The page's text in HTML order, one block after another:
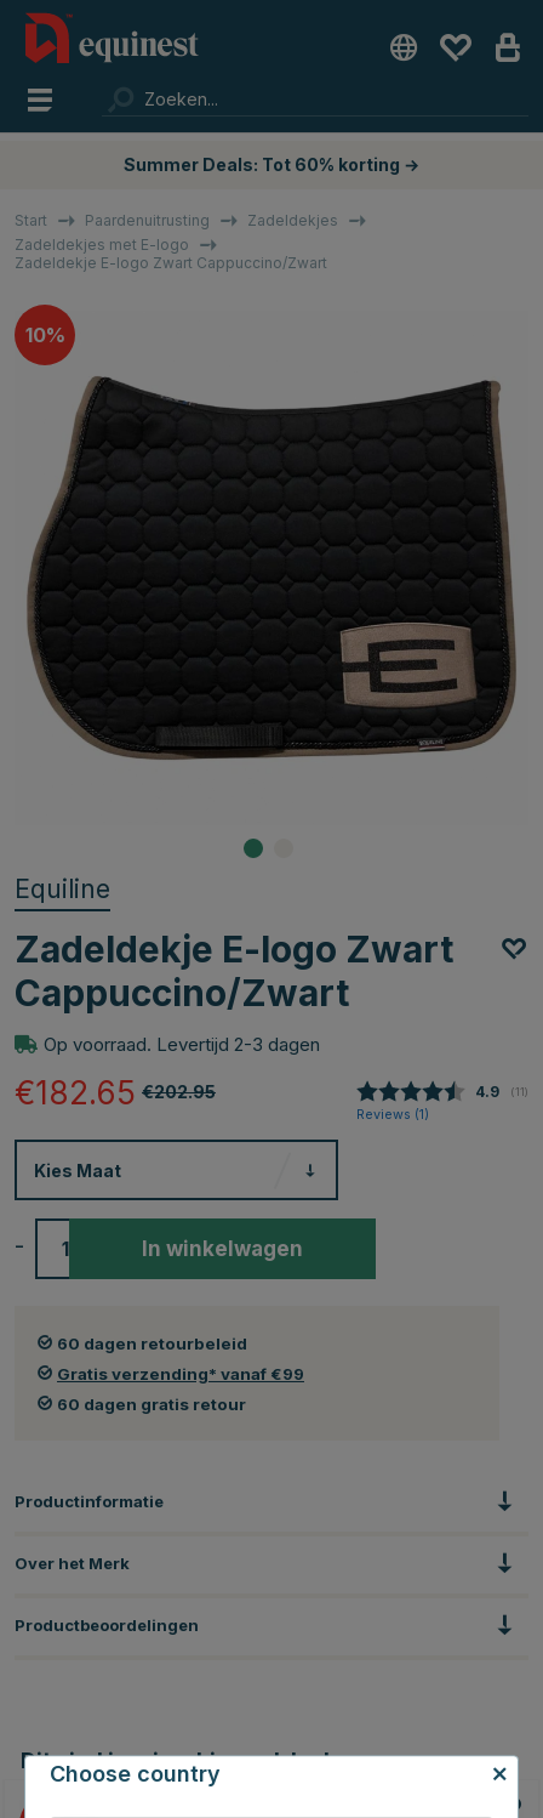
Summer Deals: Tot 60% korting →
Start Paardenuitrusting
Zadeldekjes
Zadeldekjes met E-logo
Zadeldekje E-logo Zwart Cappuccino/Zwart
10%
Equiline
Zadeldekje E-logo Zwart
Cappuccino/Zwart
Op voorraad. Levertijd 2-3 dagen
€202.95
€182.65 4.9 (11)
Reviews (1)
Kies Maat
- In winkelwagen
60 dagen retourbeleid
Gratis verzending* vanaf €99
60 dagen gratis retour
Productinformatie
Over het Merk
Productbeoordelingen
Dit vind je misschien ook leuk
Choose country